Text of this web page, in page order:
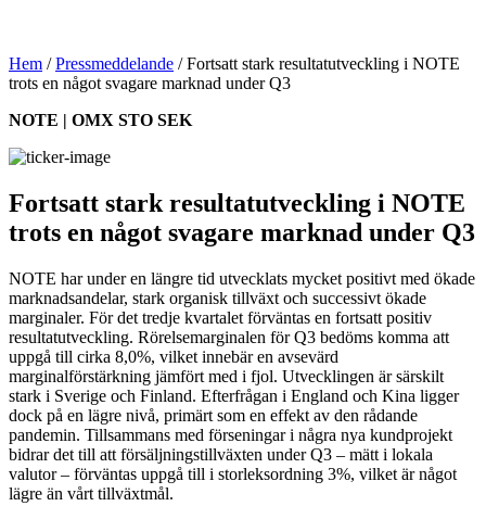
Hem /Pressmeddelande /Fortsatt stark resultatutveckling i NOTE
trots en något svagare marknad under Q3
NOTE | OMX STO SEK
Fortsatt stark resultatutveckling i NOTE
trots en något svagare marknad under Q3
NOTE har under en längre tid utvecklats mycket positivt med ökade
marknadsandelar, stark organisk tillväxt och successivt ökade
marginaler. För det tredje kvartalet förväntas en fortsatt positiv
resultatutveckling. Rörelsemarginalen för Q3 bedöms komma att
uppgå till cirka 8,0%, vilket innebär en avsevärd
marginalförstärkning jämfört med i fjol. Utvecklingen är särskilt
stark i Sverige och Finland. Efterfrågan i England och Kina ligger
dock på en lägre nivå, primärt som en effekt av den rådande
pandemin. Tillsammans med förseningar i några nya kundprojekt
bidrar det till att försäljningstillväxten under Q3 – mätt i lokala
valutor – förväntas uppgå till i storleksordning 3%, vilket är något
lägre än vårt tillväxtmål.